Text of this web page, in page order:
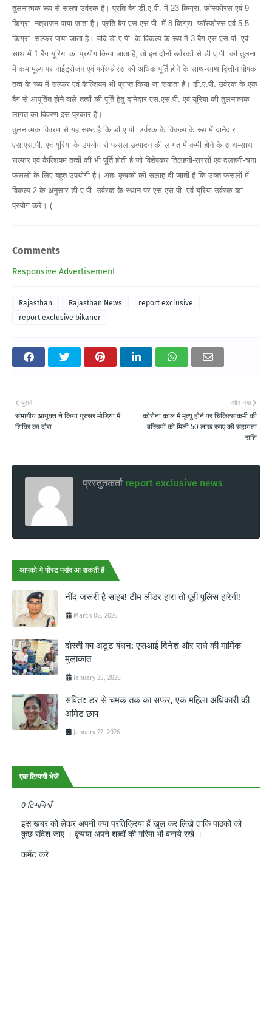
तुलनात्मक रूप से सस्ता उर्वरक है। प्रति बैग डी.ए.पी. में 23 किग्रा. फॉस्फोरस एवं 9
किग्रा. नत्राजन पाया जाता है। प्रति बैग एस.एस.पी. में 8 किग्रा. फॉस्फोरस एवं 5.5
किग्रा. सल्फर पाया जाता है। यदि डी.ए.पी. के विकल्प के रूप में 3 बैग एस.एस.पी. एवं
साथ में 1 बैग यूरिया का प्रयोग किया जाता है, तो इन दोनों उर्वरकों से डी.ए.पी. की तुलना
में कम मूल्य पर नाईट्रोजन एवं फॉस्फोरस की अधिक पूर्ति होने के साथ-साथ द्वित्तीय पोषक
तत्व के रूप में सल्फर एवं कैल्शियम भी प्राप्त किया जा सकता है। डी.ए.पी. उर्वरक के एक
बैग से आपूर्तित होने वाले तत्वों की पूर्ति हेतु दानेदार एस.एस.पी. एवं यूरिया की तुलनात्मक
लागत का विवरण इस प्रकार है।
तुलनात्मक विवरण से यह स्पष्ट है कि डी.ए.पी. उर्वरक के विकल्प के रूप में दानेदार
एस.एस.पी. एवं यूरिया के उपयोग से फसल उत्पादन की लागत में कमी होने के साथ-साथ
सल्फर एवं कैल्शियम तत्वों की भी पूर्ति होती है जो विशेषकर तिलहनी-सरसों एवं दलहनी-चना
फसलों के लिए बहुत उपयोगी है। अतः कृषकों को सलाह दी जाती है कि उक्त फसलों में
विकल्प-2 के अनुसार डी.ए.पी. उर्वरक के स्थान पर एस.एस.पी. एवं यूरिया उर्वरक का
प्रयोग करें। (
Comments
Responsive Advertisement
Rajasthan Rajasthan News
report exclusive
report exclusive bikaner
और नया
कोरोना काल में मृत्यु होने पर चिकित्साकर्मी की
बच्चियों को मिली 50 लाख रुपए की सहायता
राशि
पुराने
संभागीय आयुक्त ने किया गुरुसर मोडिया में
शिविर का दौरा
प्रस्तुतकर्ता report exclusive news
आपको ये पोस्ट पसंद आ सकती हैं
नींद जरूरी है साहब! टीम लीडर हारा तो पूरी पुलिस हारेगी!
March 08, 2026
दोस्ती का अटूट बंधन: एसआई दिनेश और राधे की मार्मिक
मुलाकात
January 25, 2026
सविता: डर से चमक तक का सफर, एक महिला अधिकारी की
अमिट छाप
January 22, 2026
एक टिप्पणी भेजें
0 टिप्पणियाँ
इस खबर को लेकर अपनी क्या प्रतिक्रिया हैं खुल कर लिखे ताकि पाठको को
कुछ संदेश जाए । कृपया अपने शब्दों की गरिमा भी बनाये रखे ।
कमेंट करे